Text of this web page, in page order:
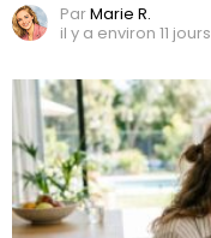
ParMarie R.
il y a environ 11 jours